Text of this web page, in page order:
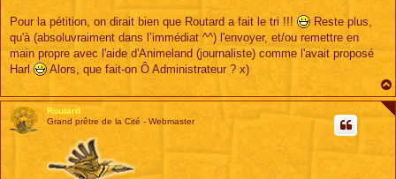
Pour la pétition, on dirait bien que Routard a fait le tri !!!
Reste plus,
qu'à (absoluvraiment dans l’immédiat ^^) l'envoyer, et/ou remettre en
main propre avec l'aide d'Animeland (journaliste) comme l'avait proposé
Harl
Alors, que fait-on Ô Administrateur ? x)
Routard
Grand prêtre de la Cité - Webmaster